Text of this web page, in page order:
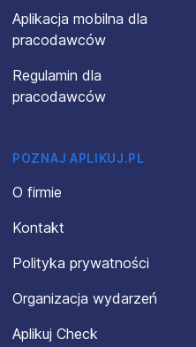
Aplikacja mobilna dla
pracodawców
Regulamin dla
pracodawców
POZNAJ APLIKUJ.PL
O firmie
Kontakt
Polityka prywatności
Organizacja wydarzeń
Aplikuj Check